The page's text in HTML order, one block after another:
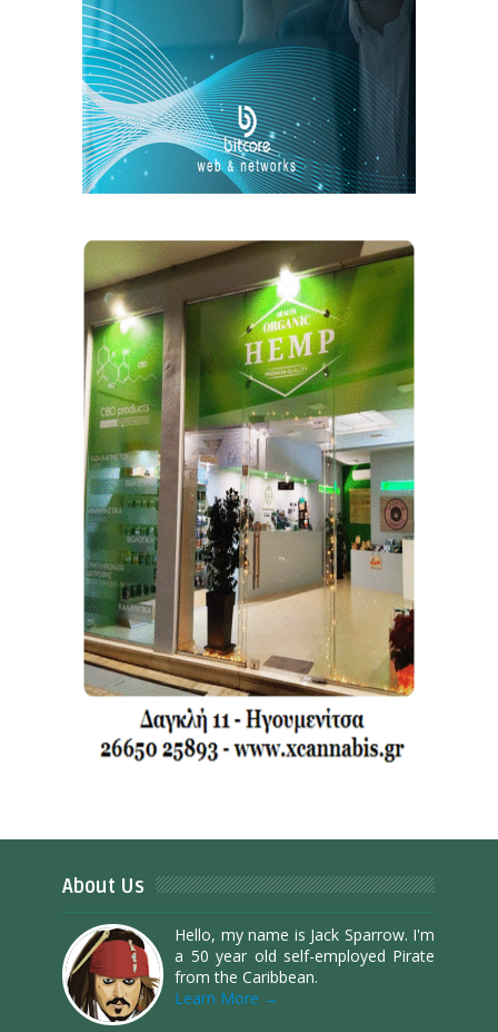
About Us
Hello, my name is Jack Sparrow. I'm
a 50 year old self-employed Pirate
from the Caribbean.
Learn More →